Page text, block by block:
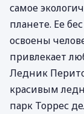
самое
планете. Ее
освоены
привлекает
Ледник
красивым
парк Торрес